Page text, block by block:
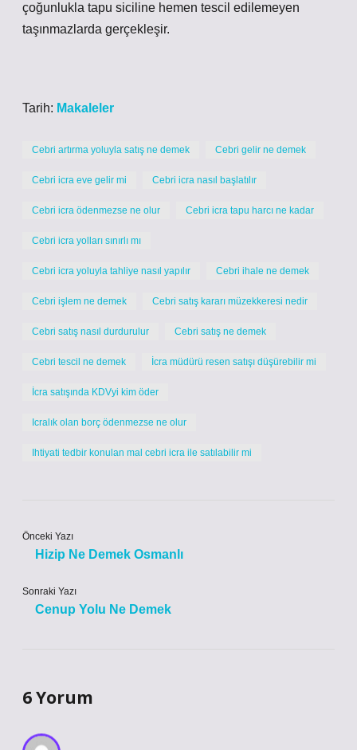
çoğunlukla tapu siciline hemen tescil edilemeyen
taşınmazlarda gerçekleşir.
Tarih: Makaleler
Cebri artırma yoluyla satış ne demek Cebri gelir ne demek
Cebri icra eve gelir mi Cebri icra nasıl başlatılır
Cebri icra ödenmezse ne olur Cebri icra tapu harcı ne kadar
Cebri icra yolları sınırlı mı
Cebri icra yoluyla tahliye nasıl yapılır Cebri ihale ne demek
Cebri işlem ne demek Cebri satış kararı müzekkeresi nedir
Cebri satış nasıl durdurulur Cebri satış ne demek
Cebri tescil ne demek İcra müdürü resen satışı düşürebilir mi
İcra satışında KDVyi kim öder
Icralık olan borç ödenmezse ne olur
Ihtiyati tedbir konulan mal cebri icra ile satılabilir mi
Önceki Yazı
Hizip Ne Demek Osmanlı
Sonraki Yazı
Cenup Yolu Ne Demek
6 Yorum